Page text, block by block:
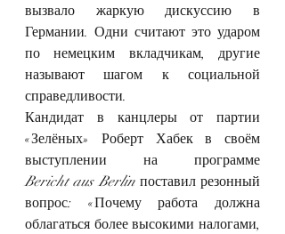
вызвало жаркую дискуссию в
Германии. Одни считают это ударом
по немецким вкладчикам, другие
называют шагом к социальной
справедливости.
Кандидат в канцлеры от партии
«Зелёных» Роберт Хабек в своём
Bericht aus Berlin поставил резонный
вопрос: «Почему работа должна
облагаться более высокими налогами,